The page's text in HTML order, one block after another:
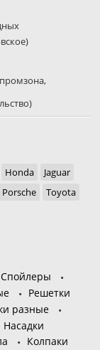
Honda
Jaguar
Porsche
Toyota
Спойлеры
Решетки
разные
Насадки
Колпаки